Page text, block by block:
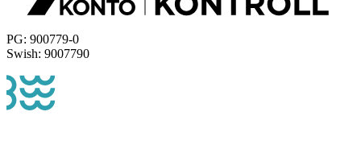
PG: 900779-0
Swish: 9007790